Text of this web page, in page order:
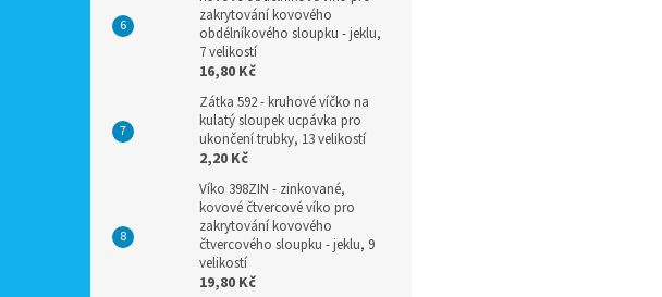
zakrytování kovového
obdélníkového sloupku - jeklu,
7 velikostí
16,80 Kč
Zátka 592 - kruhové víčko na
kulatý sloupek ucpávka pro
ukončení trubky, 13 velikostí
2,20 Kč
Víko 398ZIN - zinkované,
kovové čtvercové víko pro
zakrytování kovového
čtvercového sloupku - jeklu, 9
velikostí
19,80 Kč